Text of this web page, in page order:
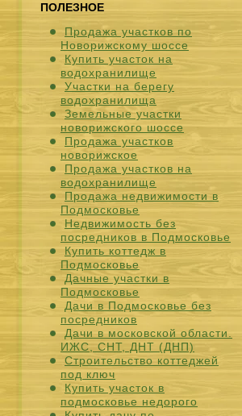
ПОЛЕЗНОЕ
Продажа участков по
Новорижскому шоссе
Купить участок на
водохранилище
Участки на берегу
водохранилища
Земельные участки
новорижского шоссе
Продажа участков
новорижское
Продажа участков на
водохранилище
Продажа недвижимости в
Подмосковье
Недвижимость без
посредников в Подмосковье
Купить коттедж в
Подмосковье
Дачные участки в
Подмосковье
Дачи в Подмосковье без
посредников
Дачи в московской области.
ИЖС, СНТ, ДНТ (ДНП)
Строительство коттеджей
под ключ
Купить участок в
подмосковье недорого